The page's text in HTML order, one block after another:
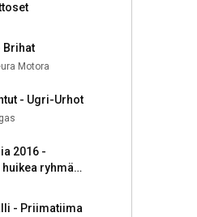
Brihat
Motora
- Ugri-Urhot
2016 -
ryhmä
vauhdissa
- Priimatiima